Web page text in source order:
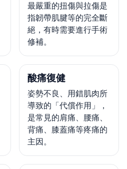
最嚴重的扭傷與拉傷是
指韌帶肌腱等的完全斷
絕，有時需要進行手術
修補。
酸痛復健
姿勢不良、用錯肌肉所
導致的「代償作用」，
是常見的肩痛、腰痛、
背痛、膝蓋痛等疼痛的
主因。